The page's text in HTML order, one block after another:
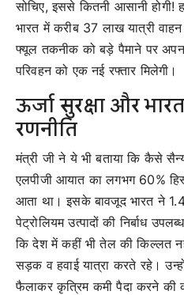
सोचिए, इससे कितनी आसानी होगी!
भारत में करीब 37 लाख यात्री
फ्यूल तकनीक को बड़े पैमाने पर
परिवहन को एक नई रफ्तार मिलेगी।
ऊर्जा सुरक्षा और
रणनीति
मंत्री जी ने ये भी बताया कि कैसे
एलपीजी आयात का लगभग 60%
आता था। इसके बावजूद भारत ने
पेट्रोलियम उत्पादों की निर्बाध
कि देश में कहीं भी तेल की किल्लत
सड़क व हवाई यात्रा करते रहे।
फैलाकर कृत्रिम कमी पैदा करने की